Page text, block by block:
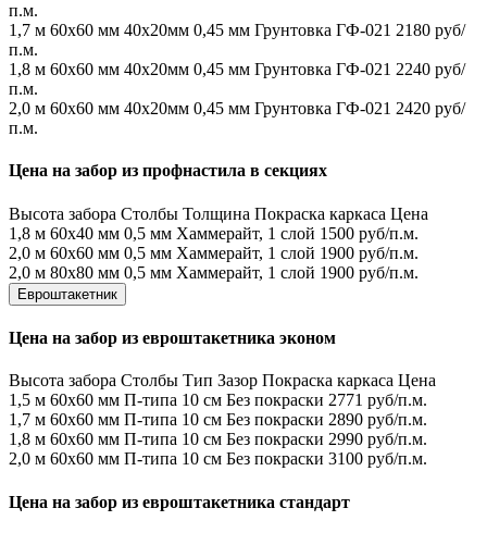
п.м.
1,7 м 60х60 мм 40х20мм 0,45 мм Грунтовка ГФ-021 2180 руб/
п.м.
1,8 м 60х60 мм 40х20мм 0,45 мм Грунтовка ГФ-021 2240 руб/
п.м.
2,0 м 60х60 мм 40х20мм 0,45 мм Грунтовка ГФ-021 2420 руб/
п.м.
Цена на забор из профнастила в секциях
Высота забора Столбы Толщина Покраска каркаса Цена
1,8 м 60х40 мм 0,5 мм Хаммерайт, 1 слой 1500 руб/п.м.
2,0 м 60х60 мм 0,5 мм Хаммерайт, 1 слой 1900 руб/п.м.
2,0 м 80х80 мм 0,5 мм Хаммерайт, 1 слой 1900 руб/п.м.
Евроштакетник
Цена на забор из евроштакетника эконом
Высота забора Столбы Тип Зазор Покраска каркаса Цена
1,5 м 60х60 мм П-типа 10 см Без покраски 2771 руб/п.м.
1,7 м 60х60 мм П-типа 10 см Без покраски 2890 руб/п.м.
1,8 м 60х60 мм П-типа 10 см Без покраски 2990 руб/п.м.
2,0 м 60х60 мм П-типа 10 см Без покраски 3100 руб/п.м.
Цена на забор из евроштакетника стандарт